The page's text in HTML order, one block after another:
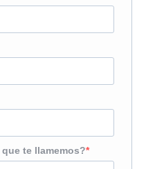
te llamemos?